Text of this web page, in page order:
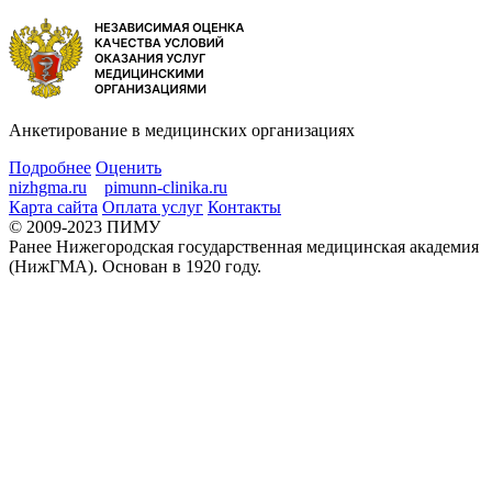
Анкетирование в медицинских организациях
Подробнее Оценить
nizhgma.ru
pimunn-clinika.ru
Карта сайта Оплата услуг Контакты
© 2009-2023 ПИМУ
Ранее Нижегородская государственная медицинская академия
(НижГМА). Основан в 1920 году.